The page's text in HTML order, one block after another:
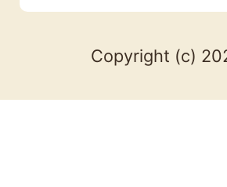
Copyright (c)